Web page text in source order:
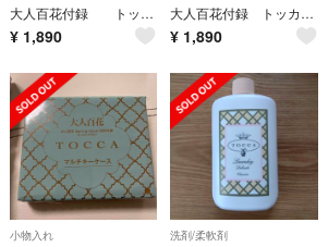
大人百花付録 トッカキーケース
¥ 1,890
大人百花付録 トッカキーケース
¥ 1,890
小物入れ 洗剤/柔軟剤